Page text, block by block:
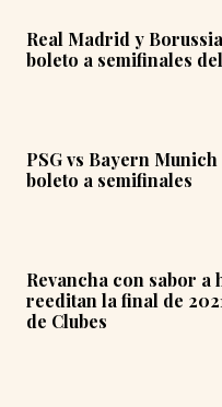
Real Madrid y
boleto a semifinales
PSG vs Bayern
boleto a semifinales
Revancha con sabor
reeditan la final de
de Clubes